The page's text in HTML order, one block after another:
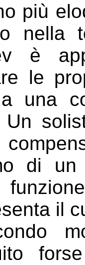
più
nella
è
le
una
Un
di un
il